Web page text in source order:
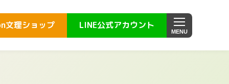
文理ショップ LINE公式アカウント
MENU